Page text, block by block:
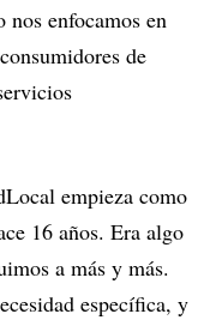
nos enfocamos en
de
empieza como
16 años. Era algo
a más y más.
específica, y